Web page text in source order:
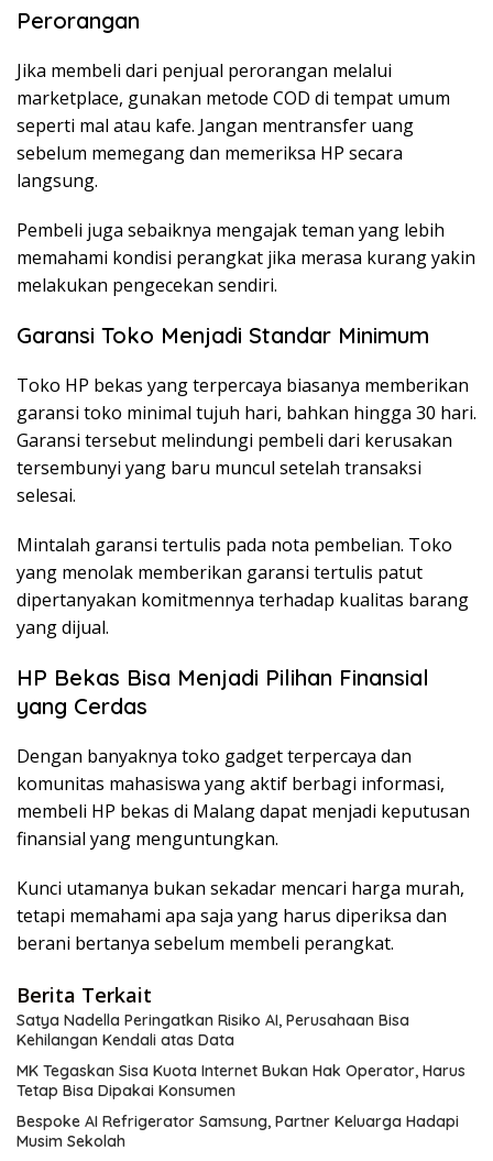
Perorangan
Jika membeli dari penjual perorangan melalui
marketplace, gunakan metode COD di tempat umum
seperti mal atau kafe. Jangan mentransfer uang
sebelum memegang dan memeriksa HP secara
langsung.
Pembeli juga sebaiknya mengajak teman yang lebih
memahami kondisi perangkat jika merasa kurang yakin
melakukan pengecekan sendiri.
Garansi Toko Menjadi Standar Minimum
Toko HP bekas yang terpercaya biasanya memberikan
garansi toko minimal tujuh hari, bahkan hingga 30 hari.
Garansi tersebut melindungi pembeli dari kerusakan
tersembunyi yang baru muncul setelah transaksi
selesai.
Mintalah garansi tertulis pada nota pembelian. Toko
yang menolak memberikan garansi tertulis patut
dipertanyakan komitmennya terhadap kualitas barang
yang dijual.
HP Bekas Bisa Menjadi Pilihan Finansial
yang Cerdas
Dengan banyaknya toko gadget terpercaya dan
komunitas mahasiswa yang aktif berbagi informasi,
membeli HP bekas di Malang dapat menjadi keputusan
finansial yang menguntungkan.
Kunci utamanya bukan sekadar mencari harga murah,
tetapi memahami apa saja yang harus diperiksa dan
berani bertanya sebelum membeli perangkat.
Berita Terkait
Satya Nadella Peringatkan Risiko AI, Perusahaan Bisa
Kehilangan Kendali atas Data
MK Tegaskan Sisa Kuota Internet Bukan Hak Operator, Harus
Tetap Bisa Dipakai Konsumen
Bespoke AI Refrigerator Samsung, Partner Keluarga Hadapi
Musim Sekolah